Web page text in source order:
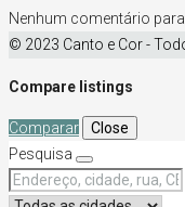
Nenhum comentário
© 2023 Canto e Cor -
Compare listings
Comparar
Close
Pesquisa